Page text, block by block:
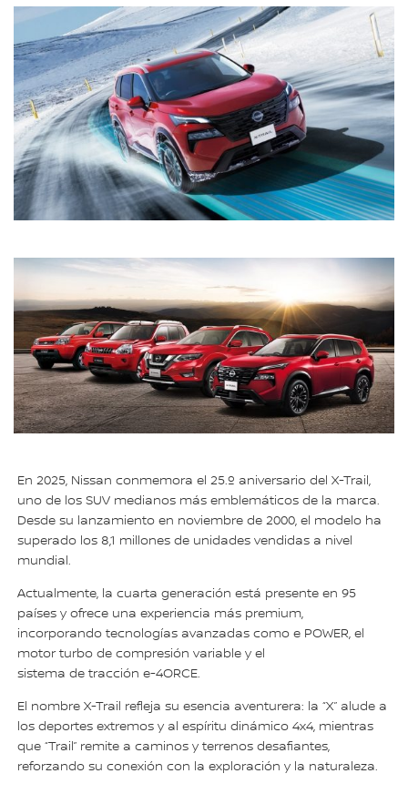
En 2025, Nissan conmemora el 25.º aniversario del X-Trail,
uno de los SUV medianos más emblemáticos de la marca.
Desde su lanzamiento en noviembre de 2000, el modelo ha
superado los 8,1 millones de unidades vendidas a nivel
mundial.
Actualmente, la cuarta generación está presente en 95
países y ofrece una experiencia más premium,
incorporando tecnologías avanzadas como e POWER, el
motor turbo de compresión variable y el
sistema de tracción e-4ORCE.
El nombre X-Trail refleja su esencia aventurera: la “X” alude a
los deportes extremos y al espíritu dinámico 4x4, mientras
que “Trail” remite a caminos y terrenos desafiantes,
reforzando su conexión con la exploración y la naturaleza.